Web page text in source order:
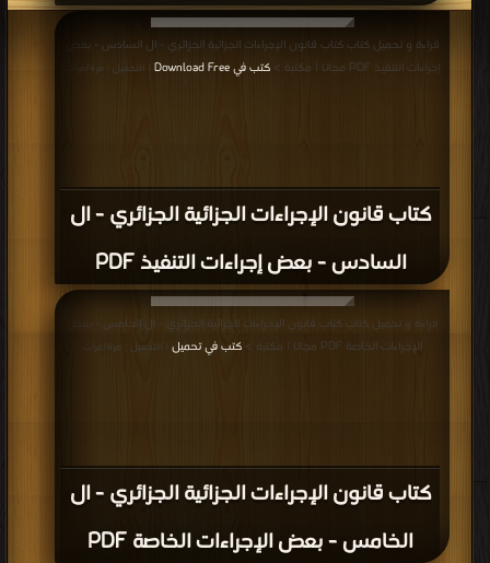
كتاب قانون الإجراءات الجزائية الجزائري - ال
السادس - بعض إجراءات التنفيذ PDF
قراءة و تحميل كتاب كتاب قانون الإجراءات الجزائية الجزائري - ال السادس - بعض
إجراءات التنفيذ PDF مجانا | مكتبة >
كتب في Download Free | التحميل : مرة/مرات
كتاب قانون الإجراءات الجزائية الجزائري - ال
الخامس - بعض الإجراءات الخاصة PDF
قراءة و تحميل كتاب كتاب قانون الإجراءات الجزائية الجزائري - ال الخامس - بعض
الإجراءات الخاصة PDF مجانا | مكتبة >
كتب في تحميل | التحميل : مرة/مرات